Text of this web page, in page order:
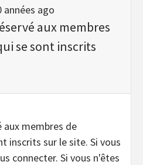
années ago
aux membres
se sont inscrits
aux membres de
inscrits sur le site. Si vous
connecter. Si vous n'êtes